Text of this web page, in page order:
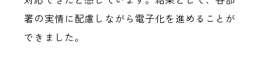
署の実情に配慮しながら電子化を進めることが
できました。